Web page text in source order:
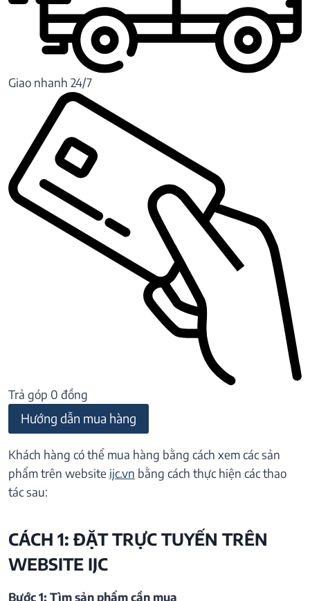
Giao nhanh 24/7
Trả góp 0 đồng
Hướng dẫn mua hàng
Khách hàng có thể mua hàng bằng cách xem các sản
phẩm trên website ijc.vn bằng cách thực hiện các thao
tác sau:
CÁCH 1: ĐẶT TRỰC TUYẾN TRÊN
WEBSITE IJC
Bước 1: Tìm sản phẩm cần mua